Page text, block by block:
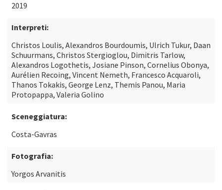
2019
Interpreti:
Christos Loulis, Alexandros Bourdoumis, Ulrich Tukur, Daan
Schuurmans, Christos Stergioglou, Dimitris Tarlow,
Alexandros Logothetis, Josiane Pinson, Cornelius Obonya,
Aurélien Recoing, Vincent Nemeth, Francesco Acquaroli,
Thanos Tokakis, George Lenz, Themis Panou, Maria
Protopappa, Valeria Golino
Sceneggiatura:
Costa-Gavras
Fotografia:
Yorgos Arvanitis